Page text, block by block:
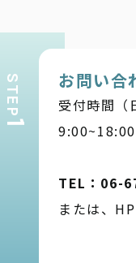
STEP
1
お問い合
受付時間（
9:00~18:00
TEL：06-
または、